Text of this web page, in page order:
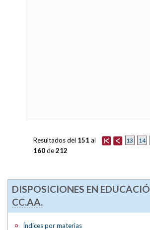
13 14
Resultados del 151 al
160de212
DISPOSICIONES EN
CC.AA.
Índices por materias